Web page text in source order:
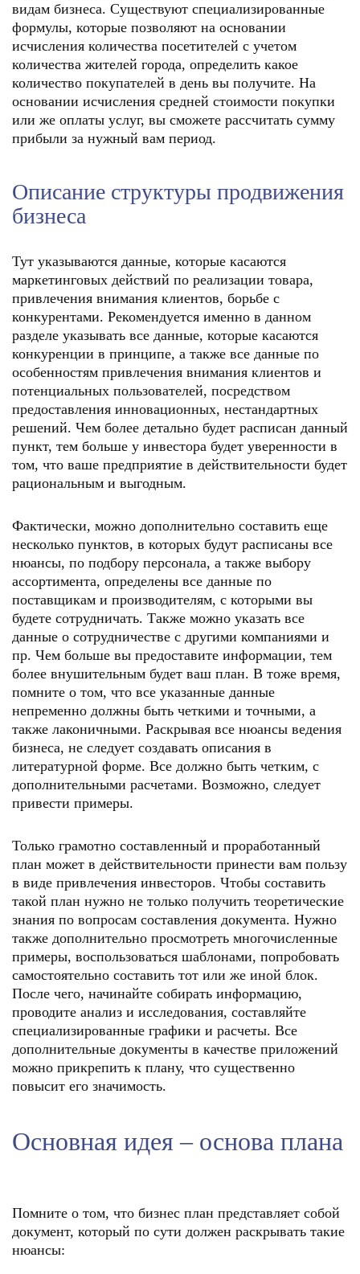
видам бизнеса. Существуют специализированные
формулы, которые позволяют на основании
исчисления количества посетителей с учетом
количества жителей города, определить какое
количество покупателей в день вы получите. На
основании исчисления средней стоимости покупки
или же оплаты услуг, вы сможете рассчитать сумму
прибыли за нужный вам период.
Описание структуры продвижения
бизнеса
Тут указываются данные, которые касаются
маркетинговых действий по реализации товара,
привлечения внимания клиентов, борьбе с
конкурентами. Рекомендуется именно в данном
разделе указывать все данные, которые касаются
конкуренции в принципе, а также все данные по
особенностям привлечения внимания клиентов и
потенциальных пользователей, посредством
предоставления инновационных, нестандартных
решений. Чем более детально будет расписан данный
пункт, тем больше у инвестора будет уверенности в
том, что ваше предприятие в действительности будет
рациональным и выгодным.
Фактически, можно дополнительно составить еще
несколько пунктов, в которых будут расписаны все
нюансы, по подбору персонала, а также выбору
ассортимента, определены все данные по
поставщикам и производителям, с которыми вы
будете сотрудничать. Также можно указать все
данные о сотрудничестве с другими компаниями и
пр. Чем больше вы предоставите информации, тем
более внушительным будет ваш план. В тоже время,
помните о том, что все указанные данные
непременно должны быть четкими и точными, а
также лаконичными. Раскрывая все нюансы ведения
бизнеса, не следует создавать описания в
литературной форме. Все должно быть четким, с
дополнительными расчетами. Возможно, следует
привести примеры.
Только грамотно составленный и проработанный
план может в действительности принести вам пользу
в виде привлечения инвесторов. Чтобы составить
такой план нужно не только получить теоретические
знания по вопросам составления документа. Нужно
также дополнительно просмотреть многочисленные
примеры, воспользоваться шаблонами, попробовать
самостоятельно составить тот или же иной блок.
После чего, начинайте собирать информацию,
проводите анализ и исследования, составляйте
специализированные графики и расчеты. Все
дополнительные документы в качестве приложений
можно прикрепить к плану, что существенно
повысит его значимость.
Основная идея – основа плана
Помните о том, что бизнес план представляет собой
документ, который по сути должен раскрывать такие
нюансы: